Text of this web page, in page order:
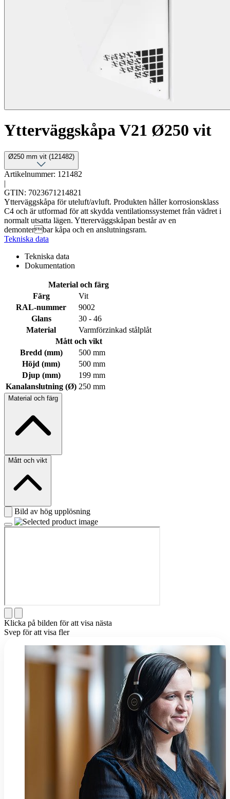
Ytterväggskåpa V21 Ø250 vit
Ø250 mm vit (121482)
Artikelnummer: 121482
|
GTIN: 7023671214821
Ytterväggskåpa för uteluft/avluft. Produkten håller korrosionsklass
C4 och är utformad för att skydda ventilationssystemet från vädret i
normalt utsatta lägen. Yttererväggskåpan består av en
demonterbar kåpa och en anslutningsram.
Tekniska data
Tekniska data
Dokumentation
Material och färg
Färg
Vit
RAL-nummer
9002
Glans
30 - 46
Material
Varmförzinkad stålplåt
Mått och vikt
Bredd (mm)
500 mm
Höjd (mm)
500 mm
Djup (mm)
199 mm
Kanalanslutning (Ø) 250 mm
Material och färg
Mått och vikt
Bild av hög upplösning
Klicka på bilden för att visa nästa
Svep för att visa fler